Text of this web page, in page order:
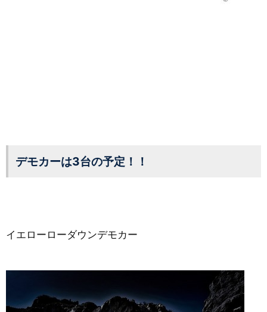
デモカーは3台の予定！！
イエローローダウンデモカー